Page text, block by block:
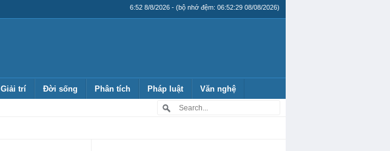
6:52 8/8/2026 - (bộ nhớ đệm: 06:52:29 08/08/2026)
Giải trí Đời sống Phân tích Pháp luật Văn nghệ